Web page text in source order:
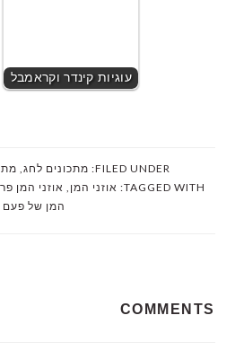
עוגיות קינדר וקראמבל
FILED UNDER: מתכונים לחג,
TAGGED WITH: אוזני המן , אוזני המן
המן של פעם
INTERACTIONS
COMMENTS